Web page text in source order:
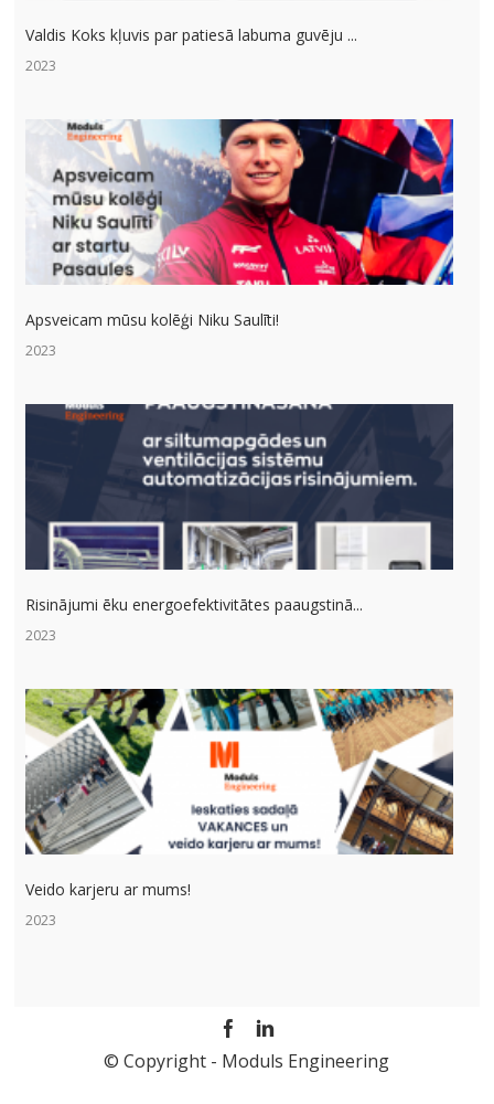
Valdis Koks kļuvis par patiesā labuma guvēju ...
2023
Apsveicam mūsu kolēģi Niku Saulīti!
2023
Risinājumi ēku energoefektivitātes paaugstinā...
2023
Veido karjeru ar mums!
2023
© Copyright - Moduls Engineering